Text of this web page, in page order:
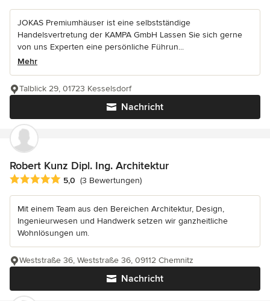
JOKAS Premiumhäuser ist eine selbstständige
Handelsvertretung der KAMPA GmbH Lassen Sie sich gerne
von uns Experten eine persönliche Führun...
Mehr
Nachricht
Talblick 29, 01723 Kesselsdorf
Robert Kunz Dipl. Ing. Architektur
Durchschnittliche Bewertung: 5 von 5 Sternen
5,0 (3 Bewertungen)
Mit einem Team aus den Bereichen Architektur, Design,
Ingenieurwesen und Handwerk setzen wir ganzheitliche
Wohnlösungen um.
Nachricht
Weststraße 36, Weststraße 36, 09112 Chemnitz